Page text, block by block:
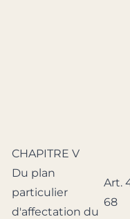
CHAPITRE V
Du plan
particulier
d'affectation du
Art.
68